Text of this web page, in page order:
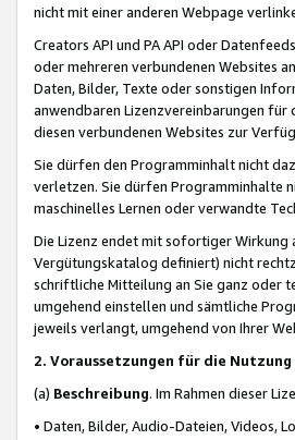
nicht mit einer anderen Webpage
Creators API und PA API oder
oder mehreren verbundenen Websites
Daten, Bilder, Texte oder sonstigen
anwendbaren Lizenzvereinbarungen für
diesen verbundenen Websites zur
Sie dürfen den Programminhalt nicht
verletzen. Sie dürfen Programminhalte
maschinelles Lernen oder verwandte
Die Lizenz endet mit sofortiger Wirkung
Vergütungskatalog definiert) nicht
schriftliche Mitteilung an Sie ganz oder
umgehend einstellen und sämtliche
jeweils verlangt, umgehend von Ihrer
2. Voraussetzungen für die Nutzung
(a) Beschreibung. Im Rahmen dieser
• Daten, Bilder, Audio-Dateien, Videos,